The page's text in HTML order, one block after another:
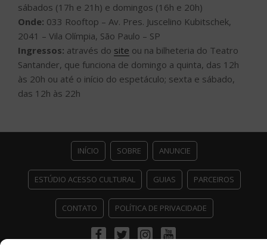
sábados (17h e 21h) e domingos (16h e 20h)
Onde: 033 Rooftop – Av. Pres. Juscelino Kubitschek,
2041 – Vila Olímpia, São Paulo – SP
Ingressos: através do site ou na bilheteria do Teatro
Santander, que funciona de domingo a quinta, das 12h
às 20h ou até o início do espetáculo; sexta e sábado,
das 12h às 22h
INÍCIO SOBRE ANUNCIE
ESTÚDIO ACESSO CULTURAL GUIAS PARCEIROS
CONTATO POLÍTICA DE PRIVACIDADE
FacebookTwitterInstagramYoutube